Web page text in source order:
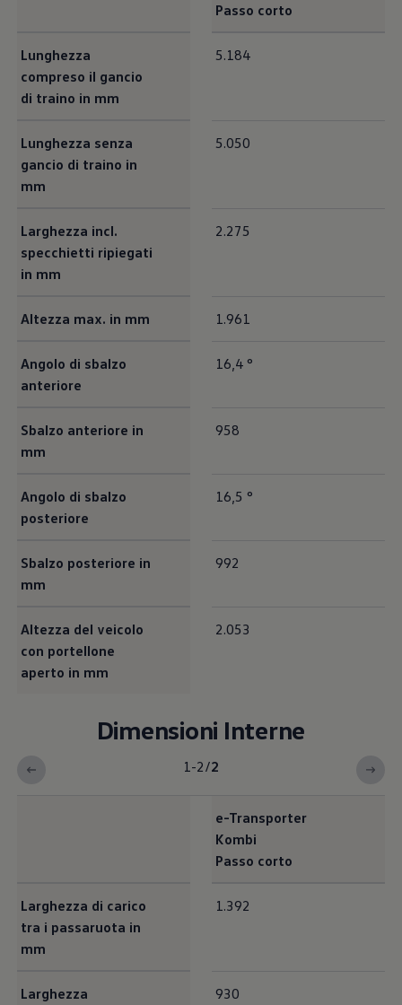
Passo corto
Lunghezza
compreso il gancio
di traino in mm
5.184
Lunghezza senza
gancio di traino in
mm
5.050
Larghezza incl.
specchietti ripiegati
in mm
2.275
Altezza max. in mm 1.961
Angolo di sbalzo
anteriore
16,4 °
Sbalzo anteriore in
mm
958
Angolo di sbalzo
posteriore
16,5 °
Sbalzo posteriore in
mm
992
Altezza del veicolo
con portellone
aperto in mm
2.053
Dimensioni Interne
1-2/2
e-Transporter
Kombi
Passo corto
Larghezza di carico
tra i passaruota in
mm
1.392
Larghezza
930